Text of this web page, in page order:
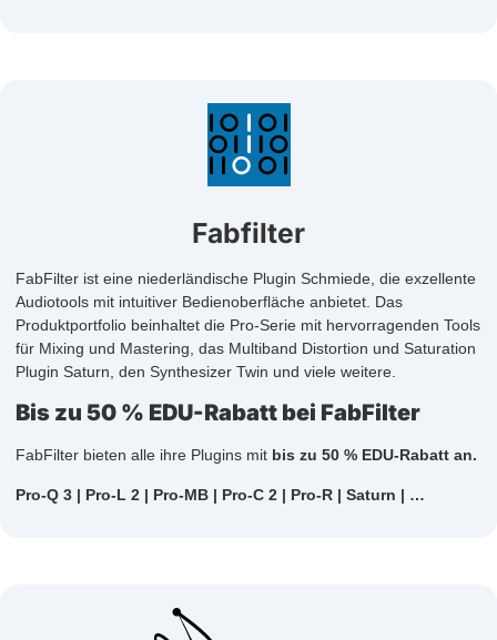
Fabfilter
FabFilter ist eine niederländische Plugin Schmiede, die exzellente
Audiotools mit intuitiver Bedienoberfläche anbietet. Das
Produktportfolio beinhaltet die Pro-Serie mit hervorragenden Tools
für Mixing und Mastering, das Multiband Distortion und Saturation
Plugin Saturn, den Synthesizer Twin und viele weitere.
Bis zu 50 % EDU-Rabatt bei FabFilter
FabFilter bieten alle ihre Plugins mit bis zu 50 % EDU-Rabatt an.
Pro-Q 3 | Pro-L 2 | Pro-MB | Pro-C 2 | Pro-R | Saturn | …